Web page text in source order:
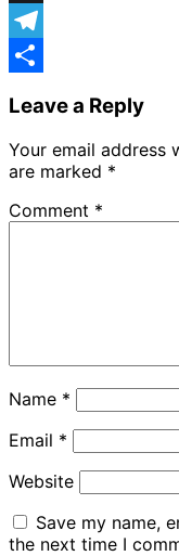
X
Telegram
Leave a Reply
Your email address
are marked *
Comment *
Name *
Email *
Website
Save my name,
the next time I